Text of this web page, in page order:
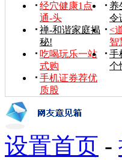
经穴健康1点
通-头
养
令
禅-和谐家庭揭
秘!
<
智
吃喝玩乐一站
式购
手
个
手机证券荐优
质股
设置首页 -